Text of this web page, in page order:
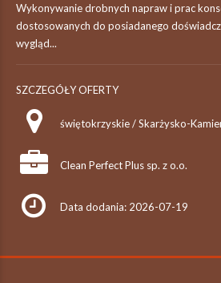
Wykonywanie drobnych napraw i prac
dostosowanych do posiadanego
wygląd...
SZCZEGÓŁY OFERTY
świętokrzyskie / Skarżysko-
Clean Perfect Plus sp. z o.o.
Data dodania: 2026-07-19